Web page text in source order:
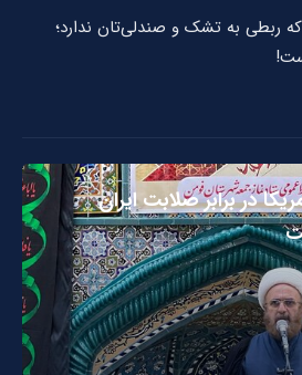
ربطی به تشک و صندلی‌تان ندارد؛
در برابر صلابت ایران